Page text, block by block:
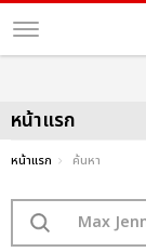
หน้าแรก
หน้าแรก ค้นหา